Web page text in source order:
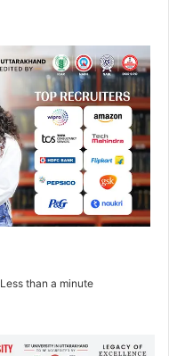
Less than a minute